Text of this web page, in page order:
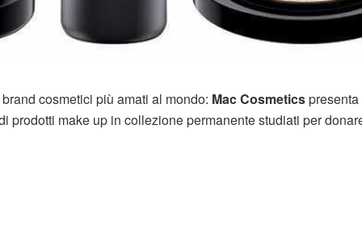
cosmetici più amati al mondo: Mac Cosmeticspresenta
prodotti make up in collezione permanente studiati per